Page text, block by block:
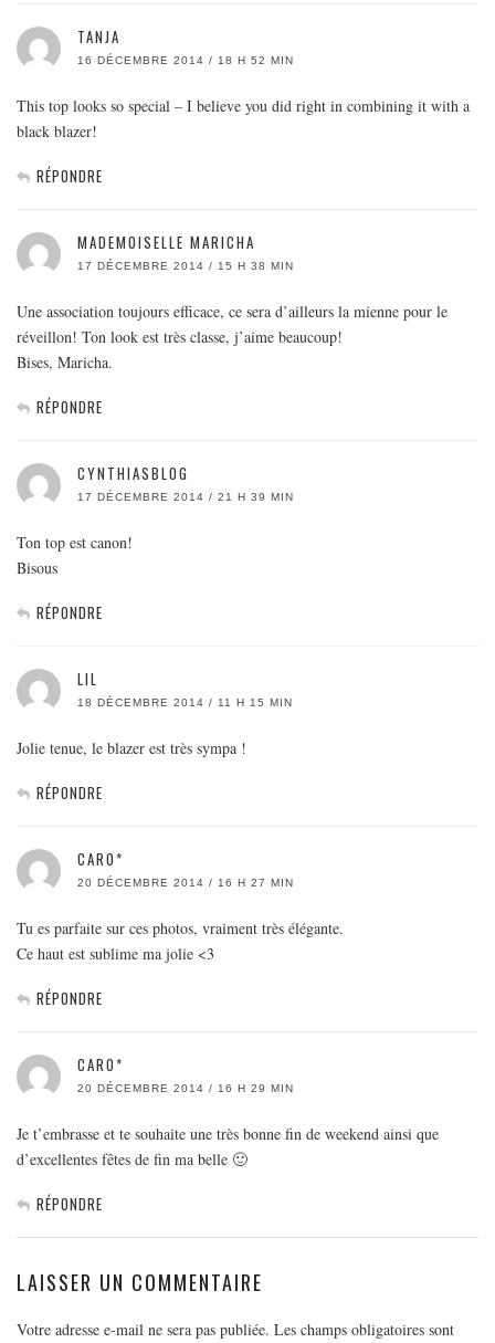
TANJA
16 DÉCEMBRE 2014 / 18 H 52 MIN
This top looks so special – I believe you did right in combining it with a
black blazer!
RÉPONDRE
MADEMOISELLE MARICHA
17 DÉCEMBRE 2014 / 15 H 38 MIN
Une association toujours efficace, ce sera d’ailleurs la mienne pour le
réveillon! Ton look est très classe, j’aime beaucoup!
Bises, Maricha.
RÉPONDRE
CYNTHIASBLOG
17 DÉCEMBRE 2014 / 21 H 39 MIN
Ton top est canon!
Bisous
RÉPONDRE
LIL
18 DÉCEMBRE 2014 / 11 H 15 MIN
Jolie tenue, le blazer est très sympa !
RÉPONDRE
CARO*
20 DÉCEMBRE 2014 / 16 H 27 MIN
Tu es parfaite sur ces photos, vraiment très élégante.
Ce haut est sublime ma jolie <3
RÉPONDRE
CARO*
20 DÉCEMBRE 2014 / 16 H 29 MIN
Je t’embrasse et te souhaite une très bonne fin de weekend ainsi que
d’excellentes fêtes de fin ma belle 🙂
RÉPONDRE
LAISSER UN COMMENTAIRE
Votre adresse e-mail ne sera pas publiée. Les champs obligatoires sont